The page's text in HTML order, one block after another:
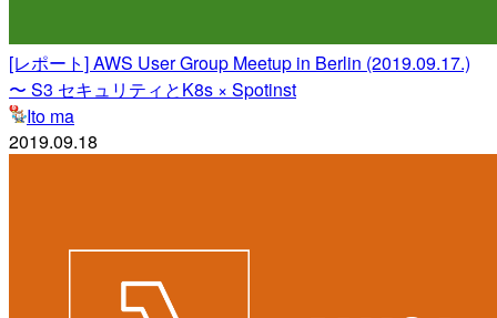
[レポート] AWS User Group Meetup in Berlin (2019.09.17.)
〜 S3 セキュリティとK8s × Spotinst
Ito ma
2019.09.18